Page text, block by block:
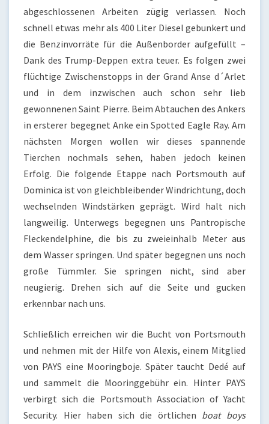
abgeschlossenen Arbeiten zügig verlassen. Noch
schnell etwas mehr als 400 Liter Diesel gebunkert und
die Benzinvorräte für die Außenborder aufgefüllt –
Dank des Trump-Deppen extra teuer. Es folgen zwei
flüchtige Zwischenstopps in der Grand Anse d´Arlet
und in dem inzwischen auch schon sehr lieb
gewonnenen Saint Pierre. Beim Abtauchen des Ankers
in ersterer begegnet Anke ein Spotted Eagle Ray. Am
nächsten Morgen wollen wir dieses spannende
Tierchen nochmals sehen, haben jedoch keinen
Erfolg. Die folgende Etappe nach Portsmouth auf
Dominica ist von gleichbleibender Windrichtung, doch
wechselnden Windstärken geprägt. Wird halt nich
langweilig. Unterwegs begegnen uns Pantropische
Fleckendelphine, die bis zu zweieinhalb Meter aus
dem Wasser springen. Und später begegnen uns noch
große Tümmler. Sie springen nicht, sind aber
neugierig. Drehen sich auf die Seite und gucken
erkennbar nach uns.
Schließlich erreichen wir die Bucht von Portsmouth
und nehmen mit der Hilfe von Alexis, einem Mitglied
von PAYS eine Mooringboje. Später taucht Dedé auf
und sammelt die Mooringgebühr ein. Hinter PAYS
verbirgt sich die Portsmouth Association of Yacht
Security. Hier haben sich die örtlichen boat boys